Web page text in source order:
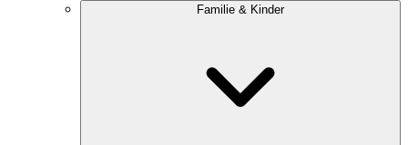
Familie & Kinder